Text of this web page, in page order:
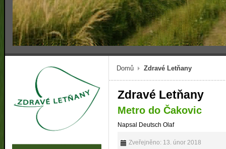
Domů Zdravé Letňany
Zdravé Letňany
Metro do Čakovic
Napsal Deutsch Olaf
Zveřejněno: 13. únor 2018